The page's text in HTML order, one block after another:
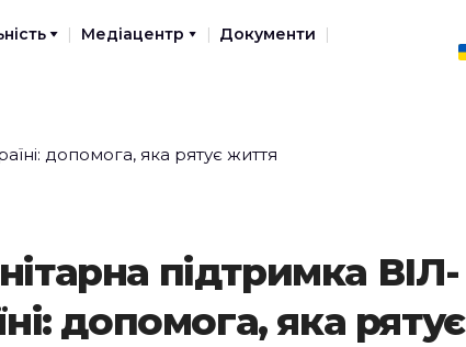
Медіацентр
Документи
підтримка ВІЛ-
допомога, яка рятує